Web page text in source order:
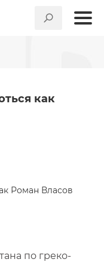
как
по греко-